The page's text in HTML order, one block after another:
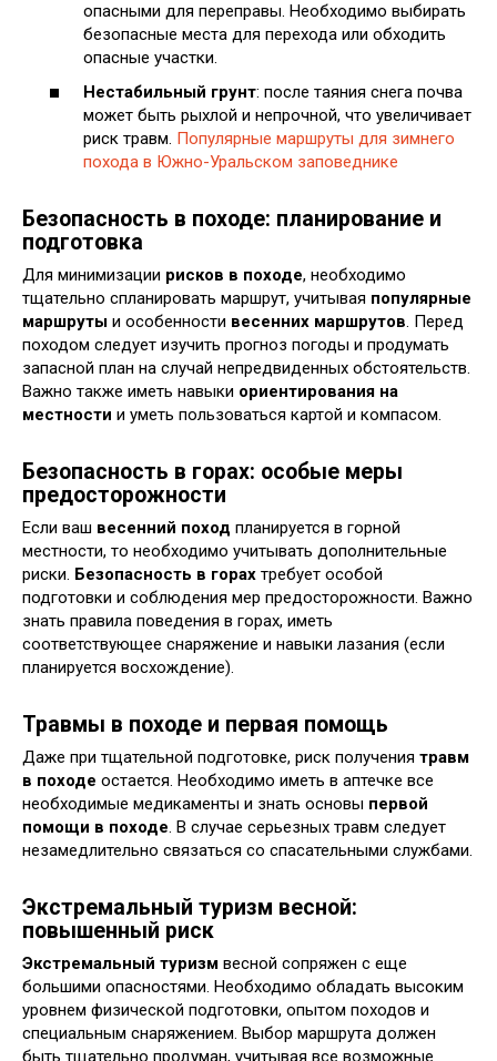
опасными для переправы. Необходимо выбирать
безопасные места для перехода или обходить
опасные участки.
Нестабильный грунт: после таяния снега почва
может быть рыхлой и непрочной, что увеличивает
риск травм. Популярные маршруты для зимнего
похода в Южно-Уральском заповеднике
Безопасность в походе: планирование и
подготовка
Для минимизации рисков в походе, необходимо
тщательно спланировать маршрут, учитывая популярные
маршруты и особенности весенних маршрутов. Перед
походом следует изучить прогноз погоды и продумать
запасной план на случай непредвиденных обстоятельств.
Важно также иметь навыки ориентирования на
местности и уметь пользоваться картой и компасом.
Безопасность в горах: особые меры
предосторожности
Если ваш весенний поход планируется в горной
местности, то необходимо учитывать дополнительные
риски. Безопасность в горах требует особой
подготовки и соблюдения мер предосторожности. Важно
знать правила поведения в горах, иметь
соответствующее снаряжение и навыки лазания (если
планируется восхождение).
Травмы в походе и первая помощь
Даже при тщательной подготовке, риск получения травм
в походе остается. Необходимо иметь в аптечке все
необходимые медикаменты и знать основы первой
помощи в походе. В случае серьезных травм следует
незамедлительно связаться со спасательными службами.
Экстремальный туризм весной:
повышенный риск
Экстремальный туризм весной сопряжен с еще
большими опасностями. Необходимо обладать высоким
уровнем физической подготовки, опытом походов и
специальным снаряжением. Выбор маршрута должен
быть тщательно продуман, учитывая все возможные